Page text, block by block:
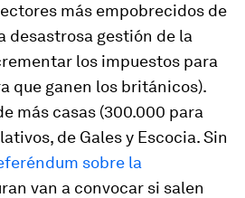
más empobrecidos de
desastrosa gestión de la
los impuestos para
que ganen los británicos).
más casas (300.000 para
de Gales y Escocia. Sin
sobre la
van a convocar si salen